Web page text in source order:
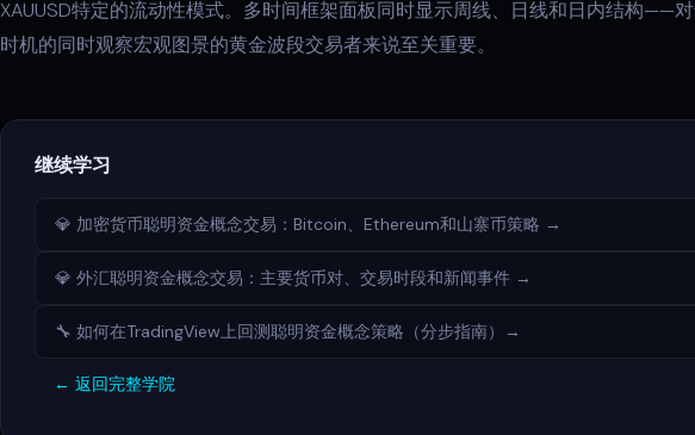
XAUUSD特定的流动性模式。多时间框架面板同时显示周线、日线和日内结构——
时机的同时观察宏观图景的黄金波段交易者来说至关重要。
继续学习
💎 加密货币聪明资金概念交易：Bitcoin、Ethereum和山寨币策略 →
💎 外汇聪明资金概念交易：主要货币对、交易时段和新闻事件 →
🔧 如何在TradingView上回测聪明资金概念策略（分步指南）→
← 返回完整学院